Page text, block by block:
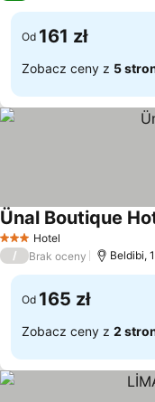
Od 161 zł
Zobacz ceny z 5
3 Kategoria
Hotel
Ünal Boutique
/ Brak oceny Beldibi,
Od 165 zł
Zobacz ceny z 2